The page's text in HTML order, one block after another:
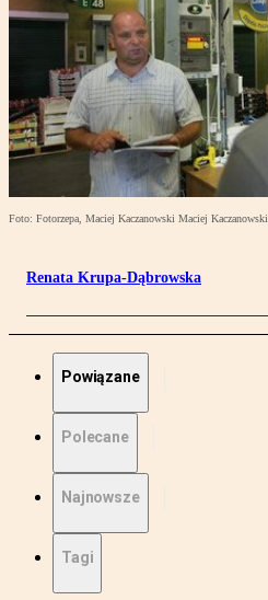
Foto: Fotorzepa, Maciej Kaczanowski Maciej Kaczanowski
Renata Krupa-Dąbrowska
Powiązane
Polecane
Najnowsze
Tagi